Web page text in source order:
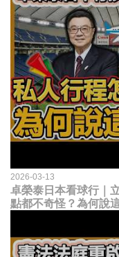
2026-03-13
卓榮泰日本看球行｜
點都不奇怪？為何說